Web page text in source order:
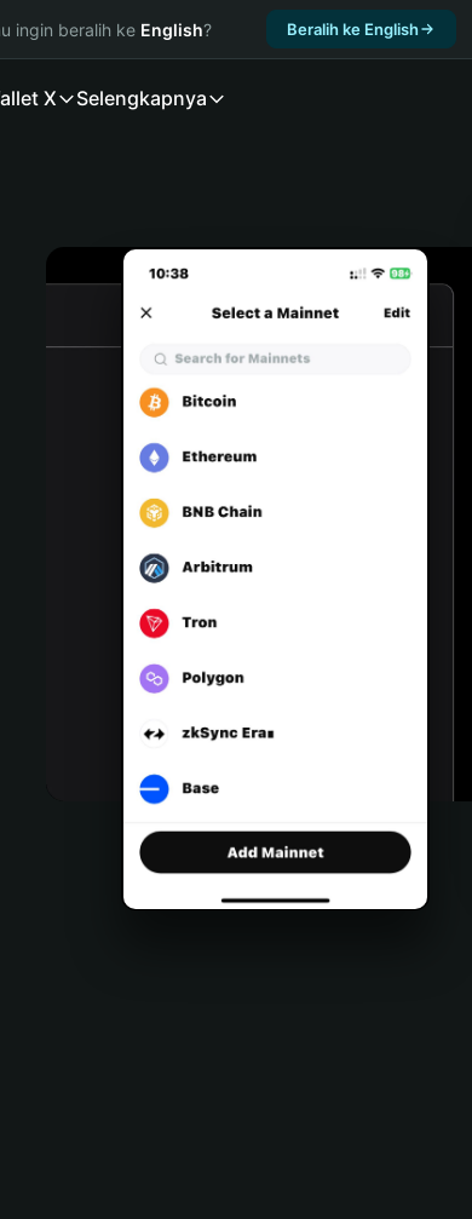
ingin beralih ke English? Beralih ke English
X Selengkapnya